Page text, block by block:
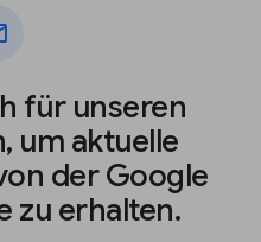
für unseren
um aktuelle
der Google
zu erhalten.